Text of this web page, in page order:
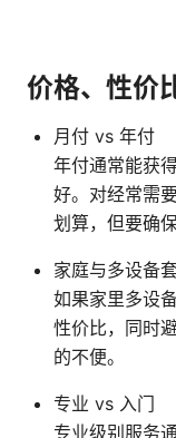
价格、性价
月付 vs 年付
年付通常能获
好。对经常需
划算，但要确
家庭与多设备
如果家里多设
性价比，同时
的不便。
专业 vs 入门
专业级别服务